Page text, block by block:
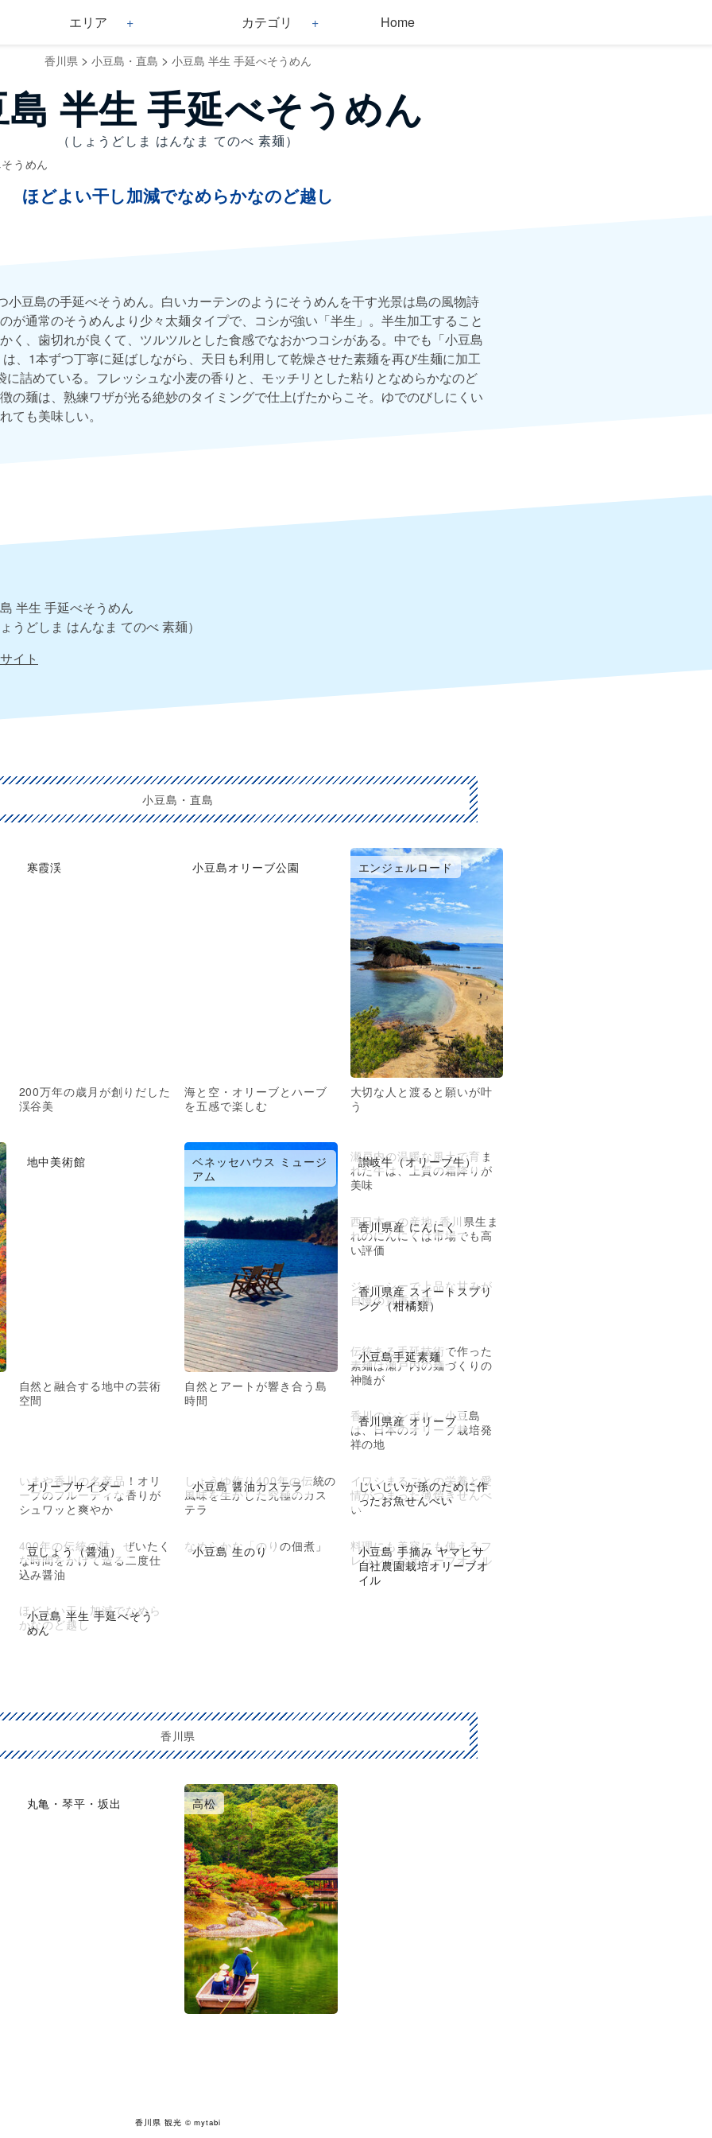
エリア カテゴリ Home
香川県 > 小豆島・直島 > 小豆島 半生 手延べそうめん
島 半生 手延べそうめん
（しょうどしま はんなま てのべ 素麺）
うめん
ほどよい干し加減でなめらかなのど越し
小豆島の手延べそうめん。白いカーテンのようにそうめんを干す光景は島の風物詩
が通常のそうめんより少々太麺タイプで、コシが強い「半生」。半生加工すること
く、歯切れが良くて、ツルツルとした食感でなおかつコシがある。中でも「小豆島
、1本ずつ丁寧に延ばしながら、天日も利用して乾燥させた素麺を再び生麺に加工
に詰めている。フレッシュな小麦の香りと、モッチリとした粘りとなめらかなのど
の麺は、熟練ワザが光る絶妙のタイミングで仕上げたからこそ。ゆでのびしにくい
ても美味しい。
半生 手延べそうめん
うどしま はんなま てのべ 素麺）
イト
小豆島・直島
寒霞渓
200万年の歳月が創りだした
渓谷美
小豆島オリーブ公園
海と空・オリーブとハーブ
を五感で楽しむ
エンジェルロード
大切な人と渡ると願いが叶
う
地中美術館
自然と融合する地中の芸術
空間
ベネッセハウス ミュージ
アム
自然とアートが響き合う島
時間
讃岐牛（オリーブ牛）
瀬戸内の温暖な風土で育ま
れた牛は、上質の霜降りが
美味
香川県産 にんにく
西日本一の産地･香川県生ま
れのにんにくは市場でも高
い評価
香川県産 スイートスプリ
ング（柑橘類）
ジューシーで上品な甘みが
自慢の貴重品種
小豆島手延素麺
伝統ある手延技術で作った
素麺は瀬戸内の麺づくりの
神髄が
香川県産 オリーブ
香川のシンボル。小豆島
は、日本のオリーブ栽培発
祥の地
オリーブサイダー
いまや香川の名産品！オリ
ーブのフルーティな香りが
シュワッと爽やか
小豆島 醤油カステラ
しょうゆ作り400年の伝統の
風味を生かした究極のカス
テラ
じいじいが孫のために作
ったお魚せんべい
イワシまるごとの栄養と愛
情がつまった薄焼きせんべ
い
豆しょう（醤油）
400年の伝統の味。ぜいたく
な時間をかけて造る二度仕
込み醤油
小豆島 生のり
なめらかな「のりの佃煮」
小豆島 手摘み ヤマヒサ
自社農園栽培オリーブオ
イル
料理にも美容にも使えるフ
レッシュなオリーブオイル
小豆島 半生 手延べそう
めん
ほどよい干し加減でなめら
かなのど越し
香川県
丸亀・琴平・坂出 高松
香川県 観光 © mytabi